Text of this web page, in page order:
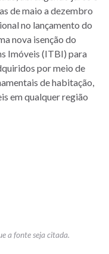
de maio a dezembro
no lançamento do
nova isenção do
Imóveis (ITBI) para
por meio de
de habitação,
em qualquer região